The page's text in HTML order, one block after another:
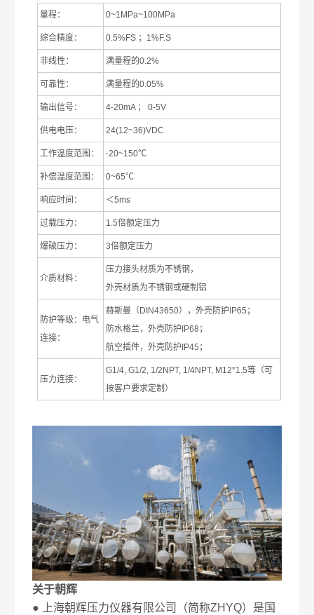
量程： 0~1MPa~100MPa
综合精度： 0.5%FS ； 1%F.S
非线性： 满量程的0.2%
可靠性： 满量程的0.05%
输出信号： 4-20mA ； 0-5V
供电电压： 24(12~36)VDC
工作温度范围： -20~150℃
补偿温度范围： 0~65℃
响应时间： ＜5ms
过载压力： 1.5倍额定压力
爆破压力： 3倍额定压力
介质材料：
压力接头材质为不锈钢，
外壳材质为不锈钢或硬制铝
防护等级：电气
连接：
赫斯曼（ DIN43650），外壳防护 IP65 ；
防水格兰，外壳防护 IP68 ；
航空插件，外壳防护 IP45 ；
压力连接：
G1/4, G1/2, 1/2NPT, 1/4NPT, M12*1.5等（可
按客户要求定制）
关于朝辉
● 上海朝辉压力仪器有限公司（简称ZHYQ）是国